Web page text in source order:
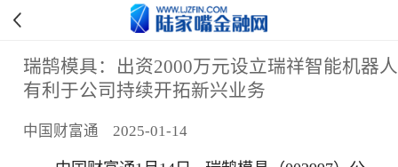
瑞鹄模具：出资2000万元设立瑞祥智能机器人
有利于公司持续开拓新兴业务
中国财富通 2025-01-14